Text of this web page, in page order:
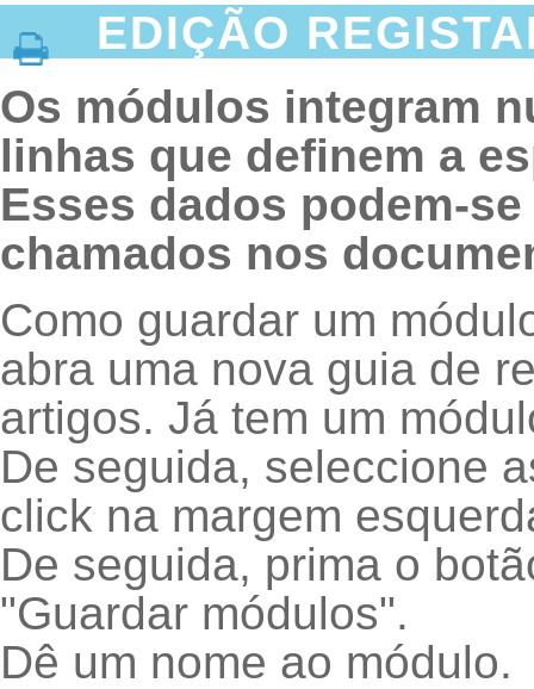
EDIÇÃO
Os módulos integram
linhas que definem a
Esses dados podem-
chamados nos
Como guardar um
abra uma nova guia de
artigos. Já tem um
De seguida, seleccione
click na margem
De seguida, prima o
"Guardar módulos".
Dê um nome ao módulo.